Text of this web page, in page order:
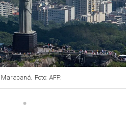
Foto: AFP.